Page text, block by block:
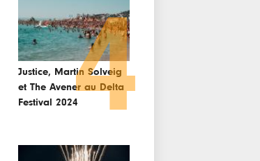
Justice, Martin Solveig
et The Avener au Delta
Festival 20244